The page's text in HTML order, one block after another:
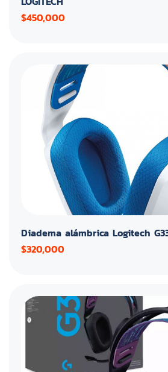
$450,000
Diadema alámbrica Logitech
$320,000